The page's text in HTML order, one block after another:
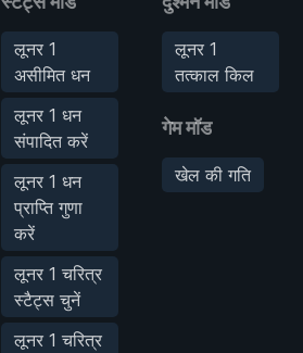
लूनर 1
असीमित धन
लूनर 1 धन
संपादित करें
लूनर 1 धन
प्राप्ति गुणा
करें
लूनर 1 चरित्र
स्टैट्स चुनें
लूनर 1 चरित्र
लूनर 1
तत्काल किल
गेम मॉड
खेल की गति